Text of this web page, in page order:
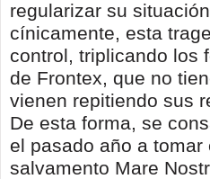
regularizar su
cínicamente, esta
control, triplicando los
de Frontex, que no
vienen repitiendo sus
De esta forma, se
el pasado año a
salvamento Mare